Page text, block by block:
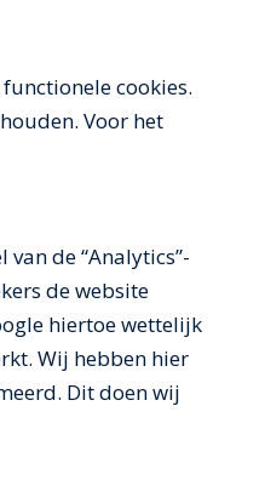
cookies.
Voor het
de “Analytics”-
de website
hiertoe wettelijk
Wij hebben hier
Dit doen wij